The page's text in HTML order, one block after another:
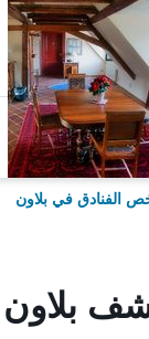
الفنادق في بلاون
بلاون